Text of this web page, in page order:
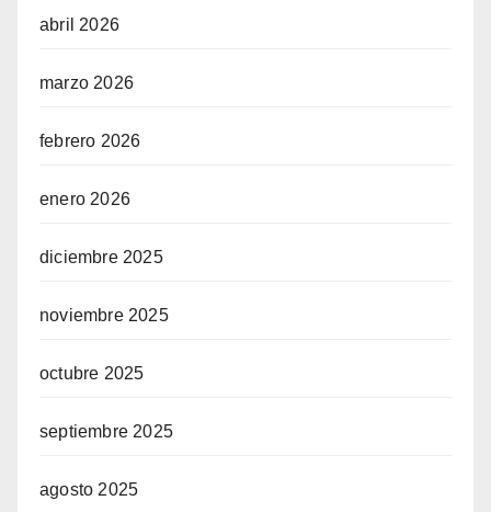
abril 2026
marzo 2026
febrero 2026
enero 2026
diciembre 2025
noviembre 2025
octubre 2025
septiembre 2025
agosto 2025